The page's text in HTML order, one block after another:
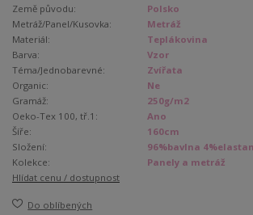
Země původu:
Polsko
Metráž/Panel/Kusovka:
Metráž
Materiál:
Teplákovina
Barva:
Vzor
Téma/Jednobarevné:
Zvířata
Organic:
Ne
Gramáž:
250g/m2
Oeko-Tex 100, tř.1:
Ano
Šíře:
160cm
Složení:
96%bavlna 4%elastan
Kolekce:
Panely a metráž
Hlídat cenu / dostupnost
Do oblíbených